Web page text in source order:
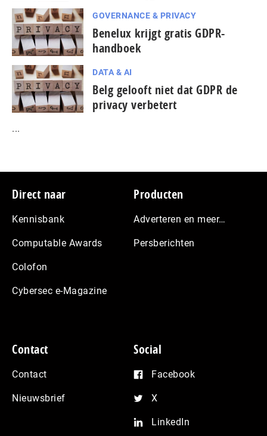
GOVERNANCE & PRIVACY
Benelux krijgt gratis GDPR-
handboek
DATA & AI
Belg gelooft niet dat GDPR de
privacy verbetert
...
Footer
Direct naar
Kennisbank
Computable Awards
Colofon
Cybersec e-Magazine
Producten
Adverteren en meer…
Persberichten
Contact
Contact
Nieuwsbrief
Social
Facebook
X
LinkedIn